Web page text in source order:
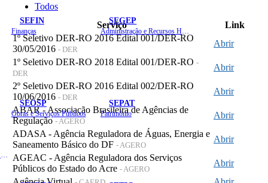
SEFIN
Finanças
SEGEP
SEOSP
Obras e Serviços Públicos
SEPAT
Patrimônio
Todos
Serviço
Link
1º Seletivo DER-RO 2016 Edital 001/DER-RO
30/05/2016 - DER
Abrir
1º Seletivo DER-RO 2018 Edital 001/DER-RO -
DER
Abrir
2º Seletivo DER-RO 2016 Edital 002/DER-RO
10/06/2016 - DER
Abrir
ABAR - Associação Brasileira de Agências de
Regulação- AGERO
Abrir
ADASA - Agência Reguladora de Águas, Energia e
Saneamento Básico do DF - AGERO
Abrir
AGEAC - Agência Reguladora dos Serviços
Públicos do Estado do Acre - AGERO
Abrir